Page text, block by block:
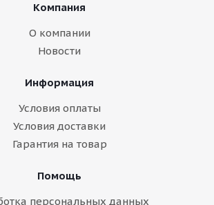
Компания
О компании
Новости
Информация
Условия оплаты
Условия доставки
Гарантия на товар
Помощь
персональных данных